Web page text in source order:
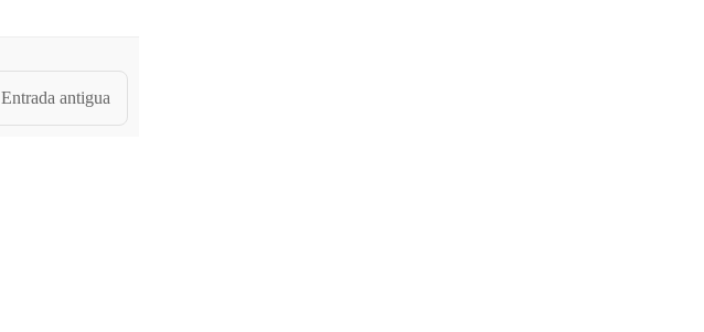
Entrada antigua